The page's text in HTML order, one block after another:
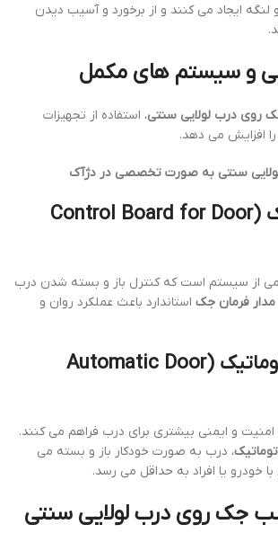
ایجاد می کنند و از برخورد و آسیب دیدن
و سیستم های مکمل
روی درب لولایی سنتی، استفاده از تجهیزات
افزایش می دهد.
سنتی به صورت تخصصی در دژآک
مدار فرمان جک (Control Board for Door
از سیستم است که کنترل باز و بسته شدن درب
مدار فرمان جک استاندارد باعث عملکرد روان و
چشمی درب اتوماتیک (Automatic Door
و ایمنی بیشتری برای درب فراهم می کنند.
، درب به صورت خودکار باز و بسته می
خودرو یا افراد به حداقل می رسد.
جک روی درب لولایی سنتی